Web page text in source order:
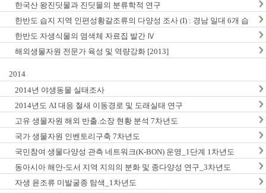
한국산 왕진딧물과 진딧물의 분류학적 연구
한반도 습지 지역 인편성황갈조류의 다양성 조사 (I) : 경남 일대 6개 습
지 지역 조사
한반도 자생식물의 염색체 자료집 발간 Ⅳ
해외생물자원 전문가 육성 및 역량강화 [2013]
2014
2014년 야생동물 실태조사
2014년도 AI 대응 철새 이동경로 및 도래실태 연구
고유 생물자원 해외 반출.소장 현황 분석 7차년도
국가 생물자원 인벤토리구축 7차년도
국민참여 생물다양성 관측 네트워크(K-BON) 운영_1단계 1차년도
동아시아 해안-도서 지역 지의의 분화 및 종다양성 연구_3차년도
자생 윤조류 미발굴종 탐색_1차년도